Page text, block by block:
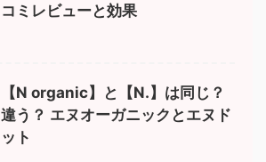
コミレビューと効果
【N organic】と【N.】は同じ？
違う？ エヌオーガニックとエヌド
ット